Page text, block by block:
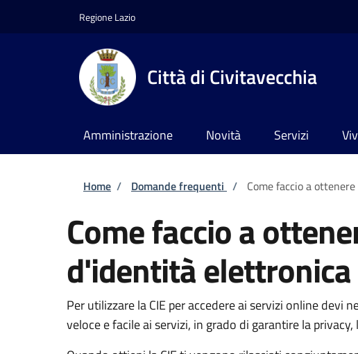
Regione Lazio
Città di Civitavecchia
Amministrazione Novità Servizi
Briciole di pane
Home / Domande frequenti / Come faccio a
Come faccio a
d'identità elettronica
Per utilizzare la CIE per accedere ai servizi online devi
veloce e facile ai servizi, in grado di garantire la